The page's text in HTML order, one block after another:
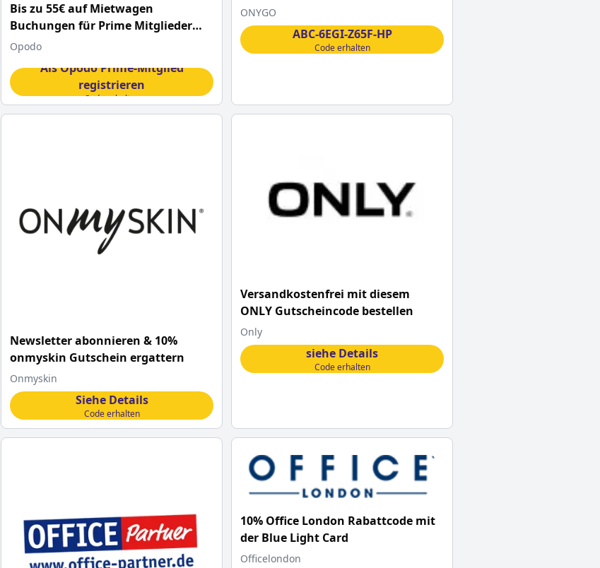
Bis zu 55€ auf Mietwagen
Buchungen für Prime Mitglieder
mit diesem Opodo Gutscheincode
Opodo
Als Opodo Prime-Mitglied
registrieren
Code erhalten
ONYGO
ABC-6EGI-Z65F-HP
Code erhalten
Newsletter abonnieren & 10%
onmyskin Gutschein ergattern
Onmyskin
Siehe Details
Code erhalten
Versandkostenfrei mit diesem
ONLY Gutscheincode bestellen
Only
siehe Details
Code erhalten
10% Office London Rabattcode mit
der Blue Light Card
Officelondon